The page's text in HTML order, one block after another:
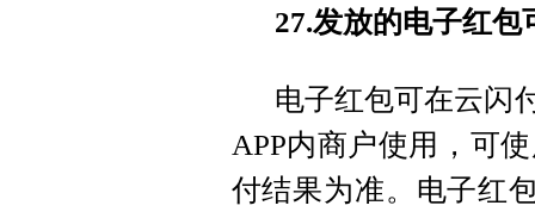
27.发放的电子红
电子红包可在云闪
APP内商户使用，可
付结果为准。电子红